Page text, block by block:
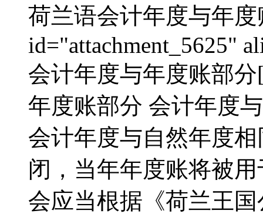
荷兰语会计年度与年
id="attachment_5625"
会计年度与年度账部
年度账部分 会计年度
会计年度与自然年度
闭，当年年度账将被
会应当根据《荷兰王